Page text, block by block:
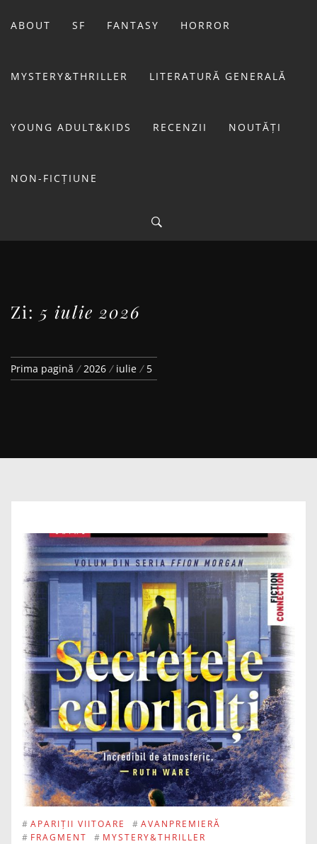
ABOUT SF FANTASY HORROR
MYSTERY&THRILLER LITERATURĂ GENERALĂ
YOUNG ADULT&KIDS RECENZII NOUTĂȚI
NON-FICȚIUNE
LIVIU
Zi: 5 iulie 2026
Prima pagină 2026 iulie 5
# APARIȚII VIITOARE # AVANPREMIERĂ
# FRAGMENT # MYSTERY&THRILLER